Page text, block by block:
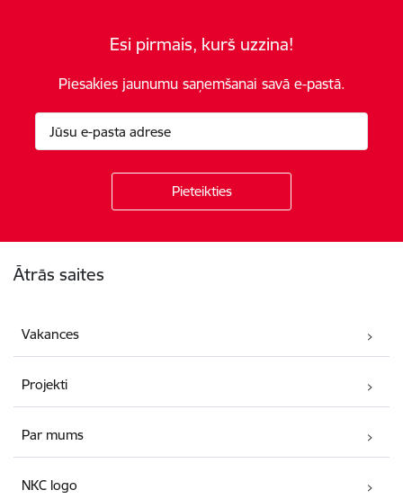
Esi pirmais, kurš uzzina!
Piesakies jaunumu saņemšanai savā e-pastā.
Ātrās saites
Vakances
Projekti
Par mums
NKC logo